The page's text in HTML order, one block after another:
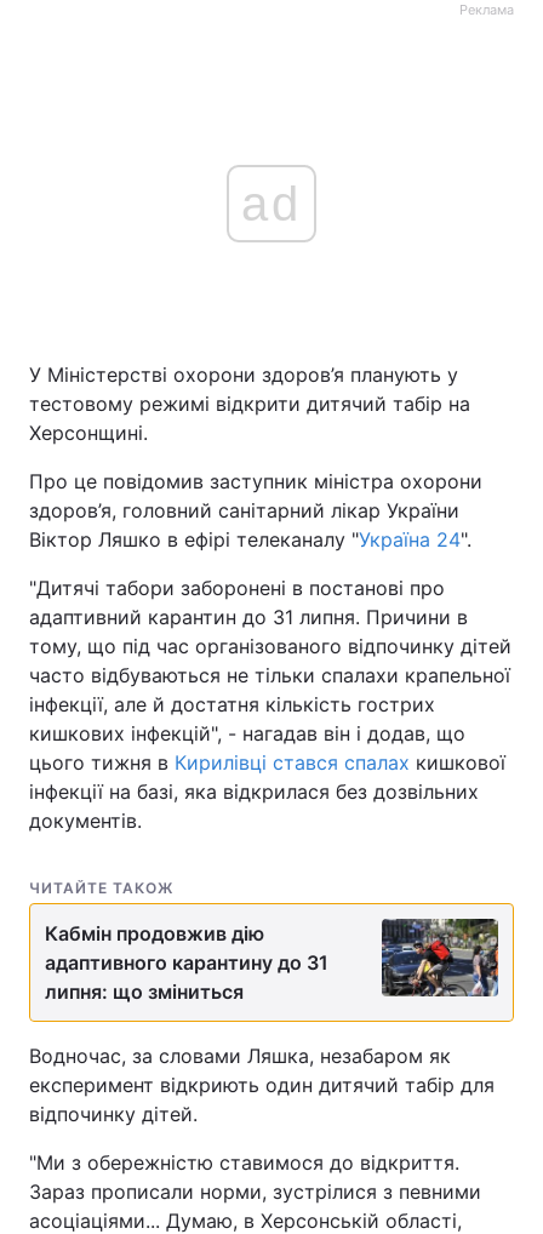
Реклама
ad
У Міністерстві охорони здоров’я планують у
тестовому режимі відкрити дитячий табір на
Херсонщині.
Про це повідомив заступник міністра охорони
здоров’я, головний санітарний лікар України
Віктор Ляшко в ефірі телеканалу "Україна 24".
"Дитячі табори заборонені в постанові про
адаптивний карантин до 31 липня. Причини в
тому, що під час організованого відпочинку дітей
часто відбуваються не тільки спалахи крапельної
інфекції, але й достатня кількість гострих
кишкових інфекцій", - нагадав він і додав, що
цього тижня в Кирилівці стався спалах кишкової
інфекції на базі, яка відкрилася без дозвільних
документів.
ЧИТАЙТЕ ТАКОЖ
Кабмін продовжив дію
адаптивного карантину до 31
липня: що зміниться
Водночас, за словами Ляшка, незабаром як
експеримент відкриють один дитячий табір для
відпочинку дітей.
"Ми з обережністю ставимося до відкриття.
Зараз прописали норми, зустрілися з певними
асоціаціями... Думаю, в Херсонській області,